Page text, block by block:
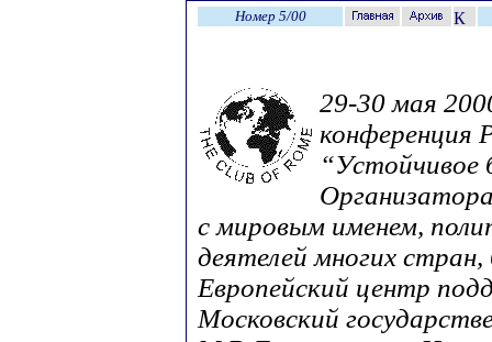
Номер 5/00
29-30 мая
конференция
“Устойчивое
с мировым именем,
деятелей многих
Европейский центр
Московский